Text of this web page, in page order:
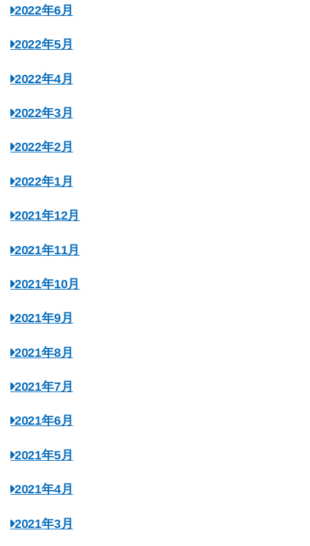
2022年6月
2022年5月
2022年4月
2022年3月
2022年2月
2022年1月
2021年12月
2021年11月
2021年10月
2021年9月
2021年8月
2021年7月
2021年6月
2021年5月
2021年4月
2021年3月